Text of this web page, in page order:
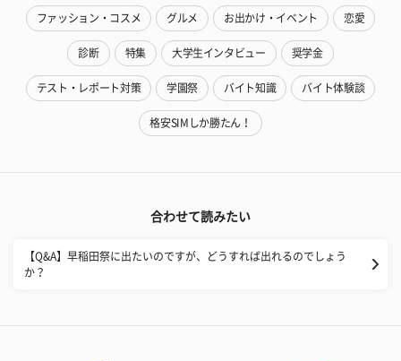
ファッション・コスメ グルメ お出かけ・イベント 恋愛
診断 特集 大学生インタビュー 奨学金
テスト・レポート対策 学園祭 バイト知識 バイト体験談
格安SIMしか勝たん！
合わせて読みたい
【Q&A】早稲田祭に出たいのですが、どうすれば出れるのでしょう
か？